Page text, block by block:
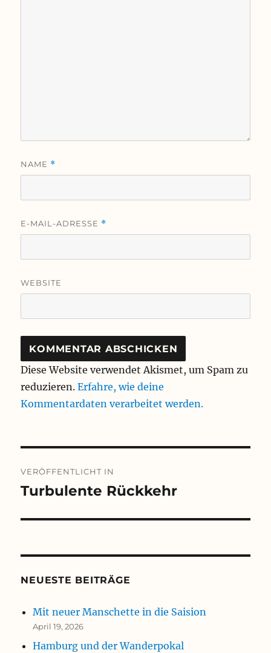
NAME *
E-MAIL-ADRESSE *
WEBSITE
Diese Website verwendet Akismet, um Spam zu
reduzieren.Erfahre, wie deine
Kommentardaten verarbeitet werden.
VERÖFFENTLICHT IN
Turbulente Rückkehr
NEUESTE BEITRÄGE
Mit neuer Manschette in die Saision
April 19, 2026
Hamburg und der Wanderpokal